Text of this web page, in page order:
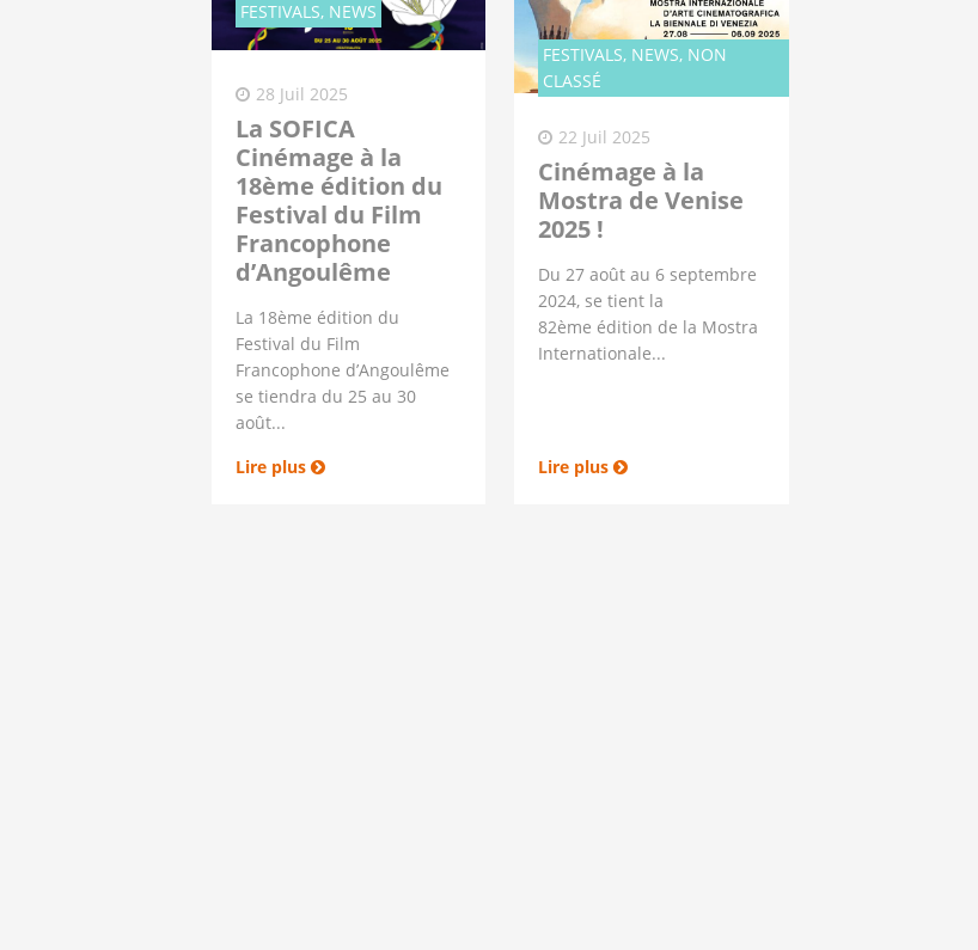
FESTIVALS, NEWS
28 Juil 2025
La SOFICA
Cinémage à la
18ème édition du
Festival du Film
Francophone
d’Angoulême
La 18ème édition du
Festival du Film
Francophone d’Angoulême
se tiendra du 25 au 30
août...
Lire plus
FESTIVALS, NEWS, NON
CLASSÉ
22 Juil 2025
Cinémage à la
Mostra de Venise
2025 !
Du 27 août au 6 septembre
2024, se tient la
82ème édition de la Mostra
Internationale...
Lire plus